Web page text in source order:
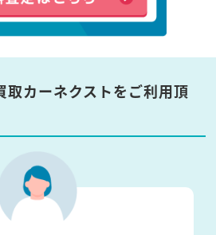
取カーネクストをご利用頂